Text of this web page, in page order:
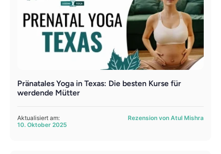
Pränatales Yoga in Texas: Die besten Kurse für
werdende Mütter
Aktualisiert am:
10. Oktober 2025
Rezension von Atul Mishra